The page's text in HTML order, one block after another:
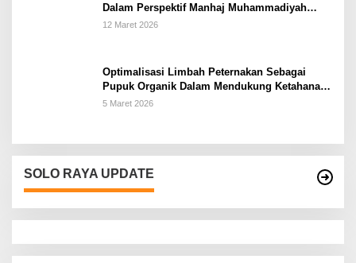
Dalam Perspektif Manhaj Muhammadiyah
Untuk Penguatan Keluarga Sakinah di
12 Maret 2026
Optimalisasi Limbah Peternakan Sebagai
Pupuk Organik Dalam Mendukung Ketahanan
Pangan Rumah Tangga Petani di Kabupaten
5 Maret 2026
SOLO RAYA UPDATE